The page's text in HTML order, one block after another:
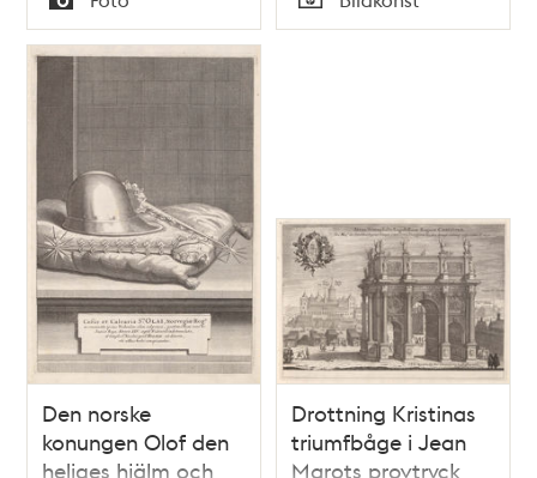
Typ
Typ
Den norske
konungen Olof den
heliges hjälm och
Drottning Kristinas
triumfbåge i Jean
Marots provtryck